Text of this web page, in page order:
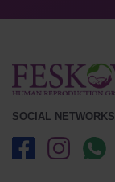
SOCIAL NETWORKS